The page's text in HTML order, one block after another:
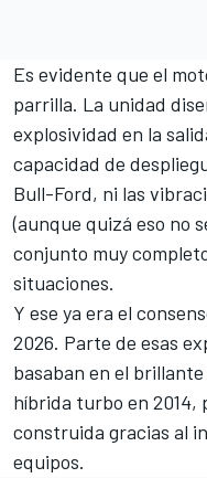
Es evidente que el
parrilla. La unidad
explosividad en la
capacidad de
Bull-Ford, ni las
(aunque quizá eso no
conjunto muy
situaciones.
Y ese ya era el
2026. Parte de esas
basaban en el
híbrida turbo en 2014,
construida gracias al
equipos.